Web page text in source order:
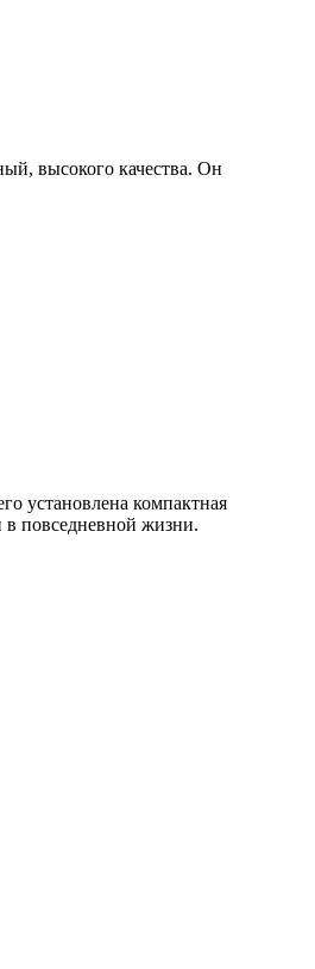
высокого качества. Он
установлена компактная
в повседневной жизни.